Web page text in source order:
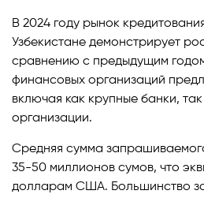
В 2024 году рынок
Узбекистане демонстрирует
сравнению с предыдущим
финансовых организаций
включая как крупные банки,
организации.
Средняя сумма
35-50 миллионов сумов, что
долларам США. Большинство